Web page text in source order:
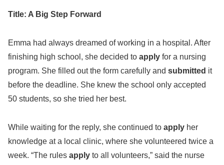
Title: A Big Step Forward
Emma had always dreamed of working in a hospital. After
finishing high school, she decided to apply for a nursing
program. She filled out the form carefully and submitted it
before the deadline. She knew the school only accepted
50 students, so she tried her best.
While waiting for the reply, she continued to apply her
knowledge at a local clinic, where she volunteered twice a
week. “The rules apply to all volunteers,” said the nurse